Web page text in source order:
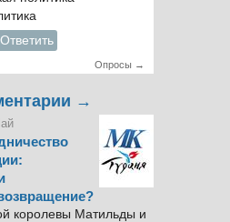
Ответить
Опросы →
→
королевы Матильды и